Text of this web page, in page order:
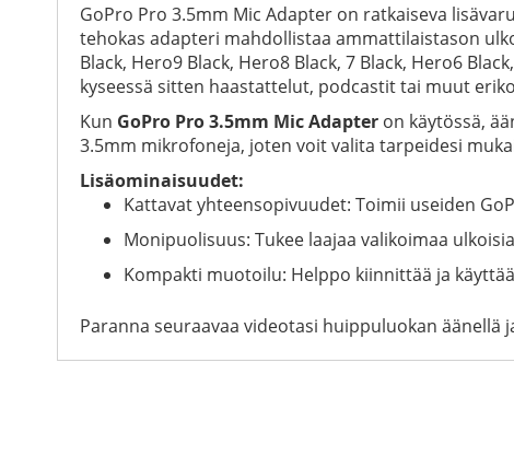
images
gallery
GoPro Pro 3.5mm Mic Adapter on ratkaiseva
tehokas adapteri mahdollistaa ammattilaistason
Black, Hero9 Black, Hero8 Black, 7 Black, Hero6
kyseessä sitten haastattelut, podcastit tai muut
Kun GoPro Pro 3.5mm Mic Adapter on käytössä,
3.5mm mikrofoneja, joten voit valita tarpeidesi
Lisäominaisuudet:
Kattavat yhteensopivuudet: Toimii useiden
Monipuolisuus: Tukee laajaa valikoimaa
Kompakti muotoilu: Helppo kiinnittää ja
Paranna seuraavaa videotasi huippuluokan